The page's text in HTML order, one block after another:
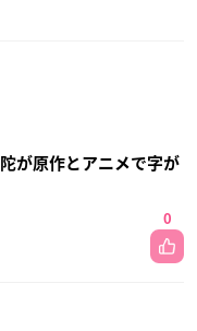
が原作とアニメで字が
0